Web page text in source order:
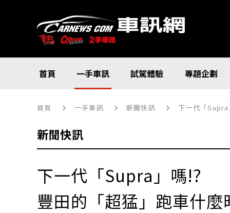
首頁 一手車訊 試駕體驗 專題企劃
首頁 一手車訊 新聞快訊 下一代「Supra」
新聞快訊
下一代「Supra」嗎!?
豐田的「超猛」跑車什麼